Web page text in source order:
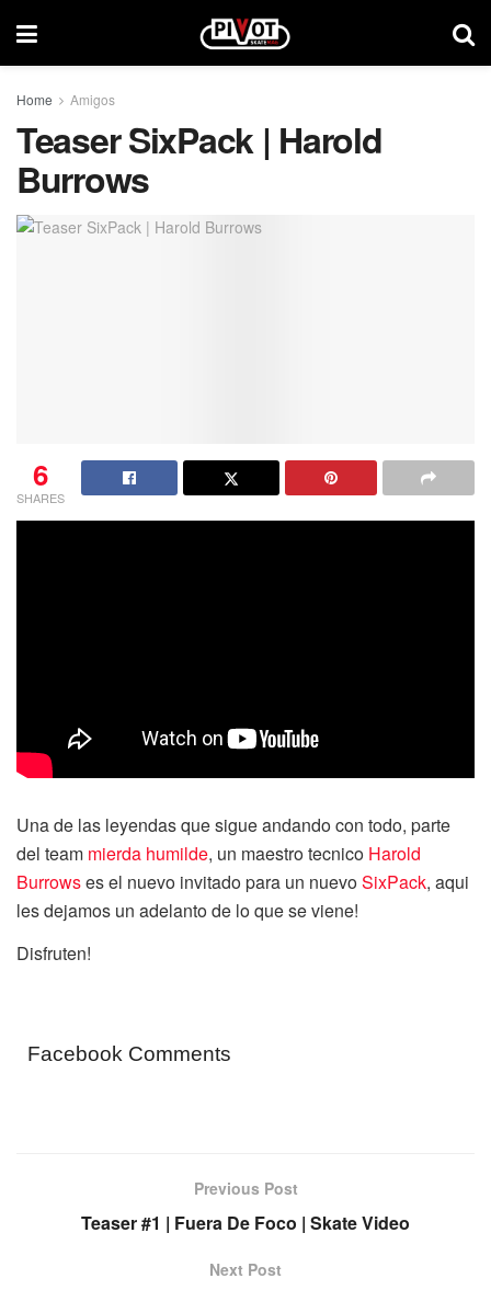
Home Amigos
Teaser SixPack | Harold
Burrows
6
SHARES
Una de las leyendas que sigue andando con todo, parte
del team mierda humilde, un maestro tecnico Harold
Burrowses el nuevo invitado para un nuevoSixPack, aqui
les dejamos un adelanto de lo que se viene!
Disfruten!
Facebook Comments
Previous Post
Teaser #1 | Fuera De Foco | Skate Video
Next Post